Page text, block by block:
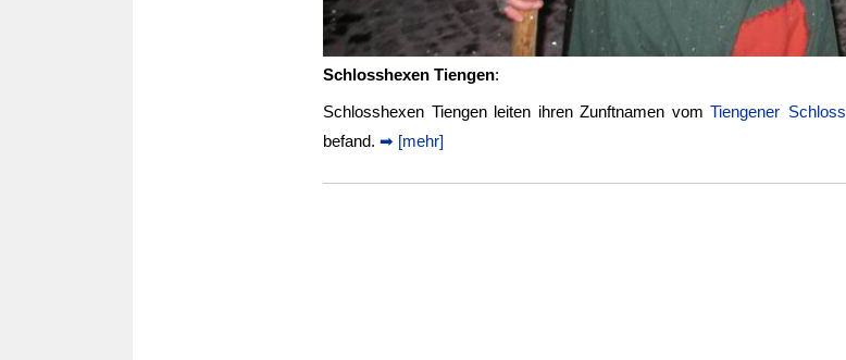
Schlosshexen Tiengen:
Schlosshexen Tiengen leiten ihren Zunftnamen vomTiengener Schloss
befand. ➡ [mehr]